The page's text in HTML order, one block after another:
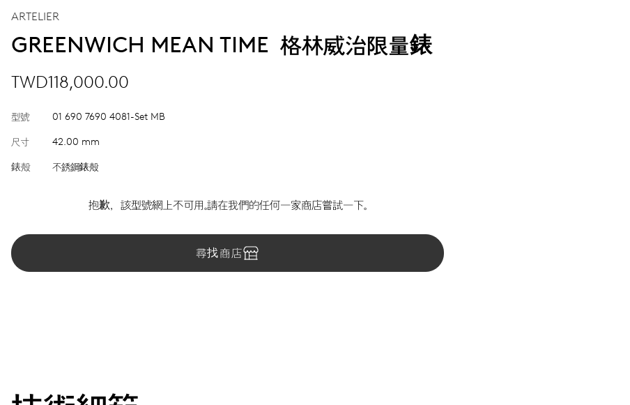
ARTELIER
GREENWICH MEAN TIME 格林威治限量錶
TWD118,000.00
型號 01 690 7690 4081-Set MB
尺寸 42.00 mm
錶殼 不銹鋼錶殼
抱歉，該型號網上不可用。請在我們的任何一家商店嘗試一下。
尋找商店